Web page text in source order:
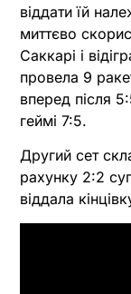
віддати їй
миттєво
Саккарі і
провела 9
вперед після
геймі 7:5.
Другий сет
рахунку 2:2
віддала